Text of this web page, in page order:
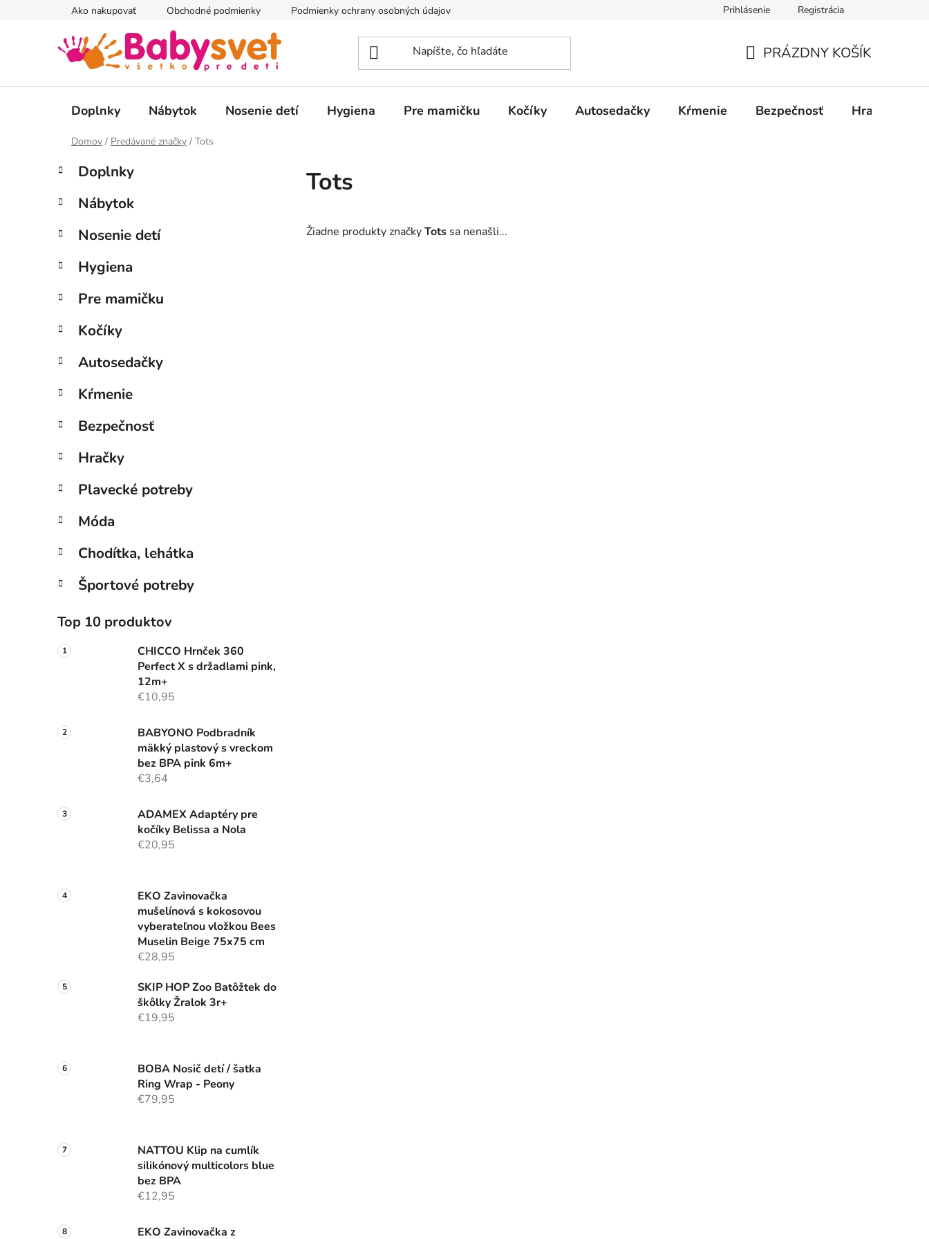
Ako nakupovať Obchodné podmienky Podmienky ochrany osobných údajov Prihlásenie Registrácia
KOŠÍK
PRÁZDNY KOŠÍK
Doplnky Nábytok Nosenie detí Hygiena Pre mamičku Kočíky Autosedačky Kŕmenie Bezpečnosť Hračky
Domov / Predávané značky / Tots
B
č
ý
a
n
e
l
Preskočiť
kategórie
K
a
e
ó
i
Doplnky
Nábytok
Nosenie detí
Hygiena
Pre mamičku
Kočíky
Autosedačky
Kŕmenie
Bezpečnosť
Hračky
Plavecké potreby
Móda
Chodítka, lehátka
Športové potreby
Top 10 produktov
CHICCO Hrnček 360
Perfect X s držadlami pink,
12m+
€10,95
BABYONO Podbradník
mäkký plastový s vreckom
bez BPA pink 6m+
€3,64
ADAMEX Adaptéry pre
kočíky Belissa a Nola
€20,95
EKO Zavinovačka
mušelínová s kokosovou
vyberateľnou vložkou Bees
Muselin Beige 75x75 cm
€28,95
SKIP HOP Zoo Batôžtek do
škôlky Žralok 3r+
€19,95
BOBA Nosič detí / šatka
Ring Wrap - Peony
€79,95
NATTOU Klip na cumlík
silikónový multicolors blue
bez BPA
€12,95
EKO Zavinovačka z
Tots
Žiadne produkty značkyTots sa nenašli...